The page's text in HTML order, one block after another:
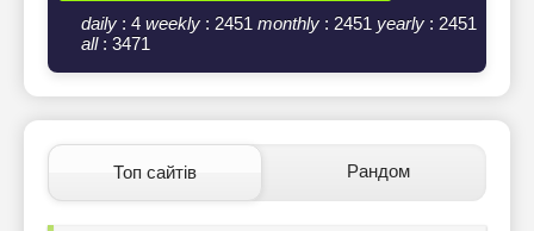
daily : 4 weekly : 2451 monthly : 2451 yearly : 2451
all: 3471
Топ сайтів Рандом